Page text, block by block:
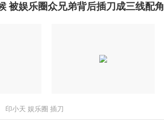
被娱乐圈众兄弟背后插刀成三线配角
印小天 娱乐圈 插刀